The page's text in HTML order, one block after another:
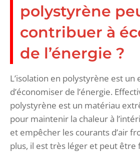
polystyrène
contribuer à
de l’énergie ?
L’isolation en polystyrène est un
d’économiser de l’énergie.
polystyrène est un matériau
pour maintenir la chaleur à
et empêcher les courants d’air
plus, il est très léger et peut être